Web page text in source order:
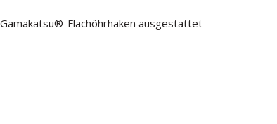
Flachöhrhaken ausgestattet